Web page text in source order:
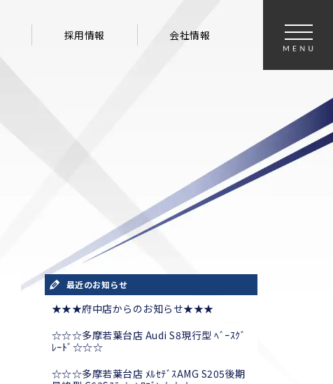
採用情報 会社情報
最近のお知らせ
★★★府中店からのお知らせ★★★
☆☆☆多摩若葉台店 Audi S8現行型 ﾍﾞｰｽｸﾞ
ﾚｰﾄﾞ☆☆☆
☆☆☆多摩若葉台店 ﾒﾙｾﾃﾞｽAMG S205後期